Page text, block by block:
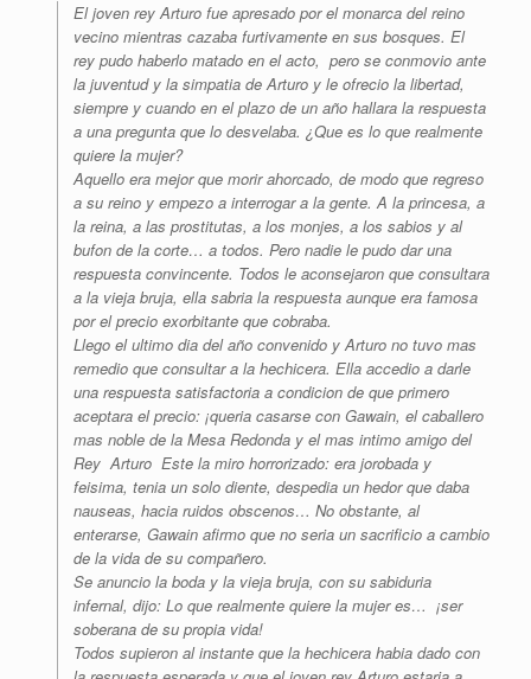
El joven rey Arturo fue apresado por el monarca del reino
vecino mientras cazaba furtivamente en sus bosques. El
rey pudo haberlo matado en el acto, pero se conmovio ante
la juventud y la simpatia de Arturo y le ofrecio la libertad,
siempre y cuando en el plazo de un año hallara la respuesta
a una pregunta que lo desvelaba. ¿Que es lo que realmente
quiere la mujer?
Aquello era mejor que morir ahorcado, de modo que regreso
a su reino y empezo a interrogar a la gente. A la princesa, a
la reina, a las prostitutas, a los monjes, a los sabios y al
bufon de la corte… a todos. Pero nadie le pudo dar una
respuesta convincente. Todos le aconsejaron que consultara
a la vieja bruja, ella sabria la respuesta aunque era famosa
por el precio exorbitante que cobraba.
Llego el ultimo dia del año convenido y Arturo no tuvo mas
remedio que consultar a la hechicera. Ella accedio a darle
una respuesta satisfactoria a condicion de que primero
aceptara el precio: ¡queria casarse con Gawain, el caballero
mas noble de la Mesa Redonda y el mas intimo amigo del
Rey Arturo Este la miro horrorizado: era jorobada y
feisima, tenia un solo diente, despedia un hedor que daba
nauseas, hacia ruidos obscenos… No obstante, al
enterarse, Gawain afirmo que no seria un sacrificio a cambio
de la vida de su compañero.
Se anuncio la boda y la vieja bruja, con su sabiduria
infernal, dijo: Lo que realmente quiere la mujer es… ¡ser
soberana de su propia vida!
Todos supieron al instante que la hechicera habia dado con